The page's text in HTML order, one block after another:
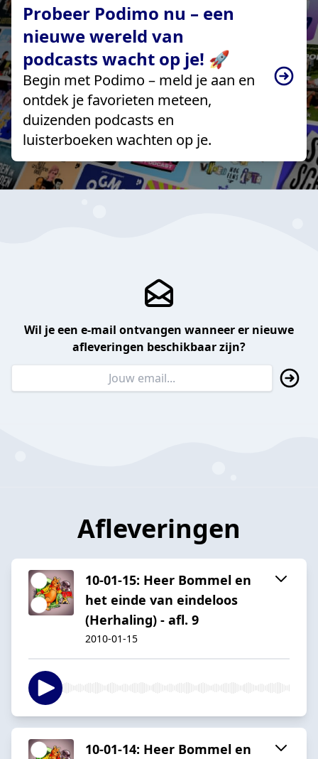
Probeer Podimo nu – een
nieuwe wereld van
podcasts wacht op je! 🚀
Begin met Podimo – meld je aan en
ontdek je favorieten meteen,
duizenden podcasts en
luisterboeken wachten op je.
Wil je een e-mail ontvangen wanneer er nieuwe
afleveringen beschikbaar zijn?
Afleveringen
10-01-15: Heer Bommel en
het einde van eindeloos
(Herhaling) - afl. 9
2010-01-15
10-01-14: Heer Bommel en